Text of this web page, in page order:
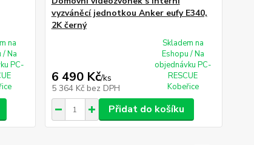
na
/ Na
PC-
vyzváněcí jednotkou Anker eufy E340,
2K černý
6 490 Kč/ks
5 364 Kč bez DPH
Skladem na
Eshopu / Na
objednávku PC-
RESCUE
Kobeřice
Přidat do košíku